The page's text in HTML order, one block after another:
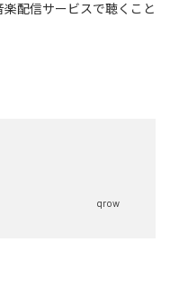
楽配信サービスで聴くこと
qrow